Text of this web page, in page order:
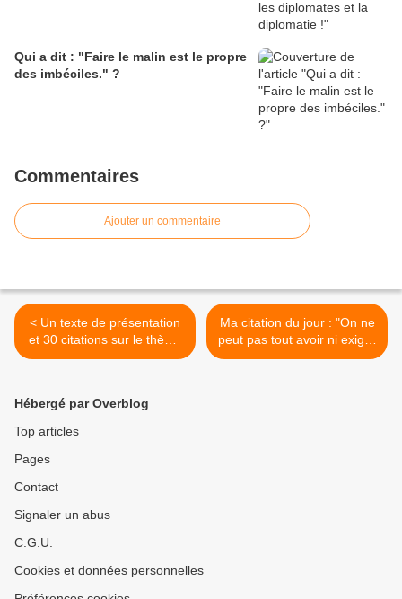
Qui a dit : "Faire le malin est le propre
des imbéciles." ?
Commentaires
Ajouter un commentaire
< Un texte de présentation
et 30 citations sur le thème
des CIRCONSTANCES
Ma citation du jour : "On ne
peut pas tout avoir ni exiger
toujours plus : dans la vie
Hébergé par Overblog
Top articles
Pages
Contact
Signaler un abus
C.G.U.
Cookies et données personnelles